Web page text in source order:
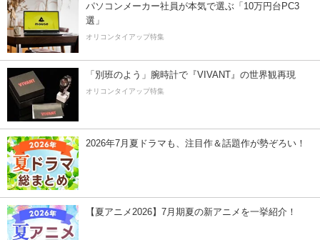
パソコンメーカー社員が本気で選ぶ「10万円台PC3
選」
オリコンタイアップ特集
「別班のよう」腕時計で『VIVANT』の世界観再現
オリコンタイアップ特集
2026年7月夏ドラマも、注目作＆話題作が勢ぞろい！
【夏アニメ2026】7月期夏の新アニメを一挙紹介！